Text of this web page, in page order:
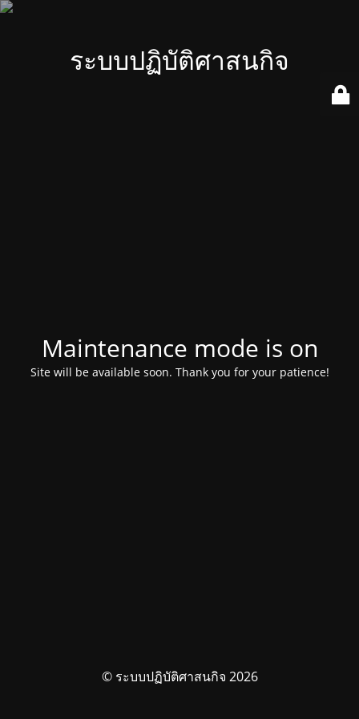
ระบบปฏิบัติศาสนกิจ
Maintenance mode is on
Site will be available soon. Thank you for your patience!
© ระบบปฏิบัติศาสนกิจ 2026